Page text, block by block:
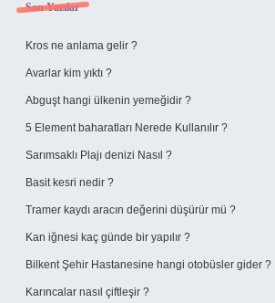
Sidebar
Son Yazılar
Kros ne anlama gelir ?
Avarlar kim yıktı ?
Abguşt hangi ülkenin yemeğidir ?
5 Element baharatları Nerede Kullanılır ?
Sarımsaklı Plajı denizi Nasıl ?
Basit kesri nedir ?
Tramer kaydı aracın değerini düşürür mü ?
Kan iğnesi kaç günde bir yapılır ?
Bilkent Şehir Hastanesine hangi otobüsler gider ?
Karıncalar nasıl çiftleşir ?